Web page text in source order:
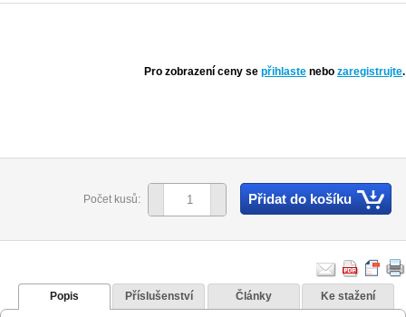
Pro zobrazení ceny se přihlaste nebo zaregistrujte.
Počet kusů: Přidat do košíku
Popis Příslušenství Články Ke stažení